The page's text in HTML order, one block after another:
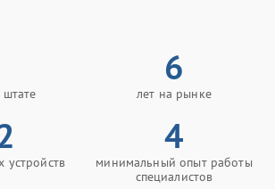
6
лет на рынке
устройств
4
минимальный опыт работы
специалистов